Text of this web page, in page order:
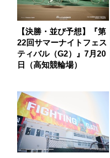
【決勝・並び予想】『第
22回サマーナイトフェス
ティバル（G2）』7月20
日（高知競輪場）